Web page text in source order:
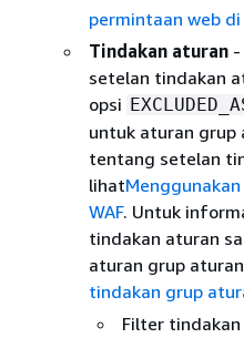
permintaan web di
Tindakan aturan -
setelan tindakan
opsi
untuk aturan grup
tentang setelan
lihat
WAF. Untuk
tindakan aturan
aturan grup
tindakan grup
Filter